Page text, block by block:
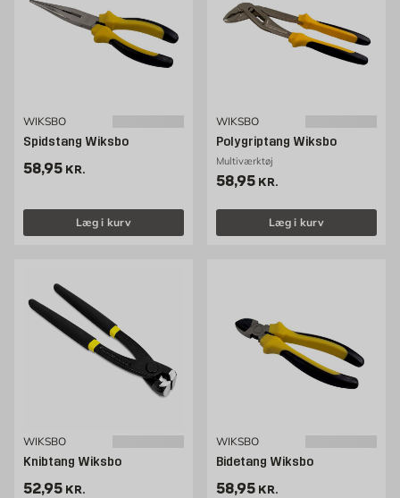
WIKSBO
Spidstang Wiksbo
Pris 58.95 kr. /stk
58,95 KR.
Læg i kurv
WIKSBO
Polygriptang Wiksbo
Multiværktøj
Pris 58.95 kr. /stk
58,95 KR.
Læg i kurv
WIKSBO
Knibtang Wiksbo
Pris 52.95 kr. /stk
52,95 KR.
WIKSBO
Bidetang Wiksbo
Pris 58.95 kr. /stk
58,95 KR.